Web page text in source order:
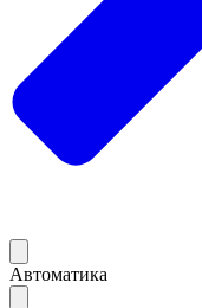
Автоматика